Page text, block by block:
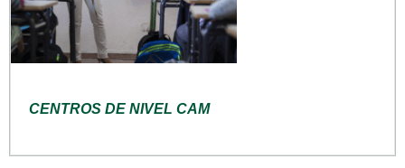
CENTROS DE NIVEL CAM